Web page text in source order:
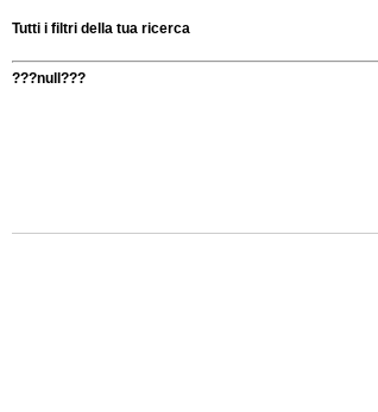
Tutti i filtri della tua ricerca
???null???